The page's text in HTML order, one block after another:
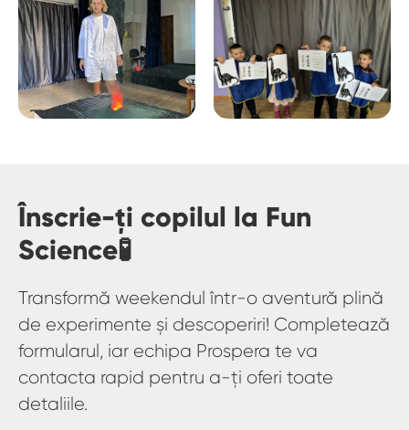
Înscrie-ți copilul la Fun
Science🧪
Transformă weekendul într-o aventură plină
de experimente și descoperiri! Completează
formularul, iar echipa Prospera te va
contacta rapid pentru a-ți oferi toate
detaliile.